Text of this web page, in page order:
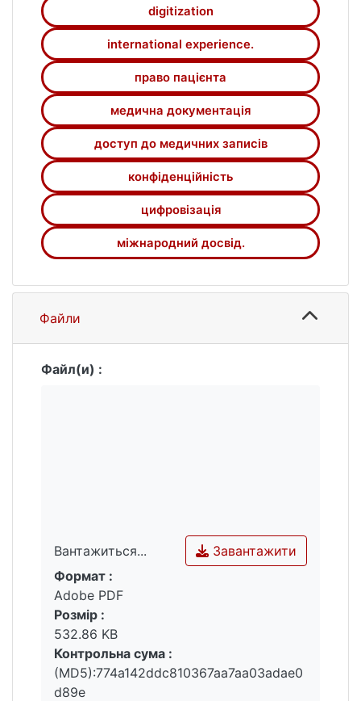
digitization
international experience.
право пацієнта
медична документація
доступ до медичних записів
конфіденційність
цифровізація
міжнародний досвід.
Файли
Файл(и) :
Вантажиться...
Вантажиться...
Завантажити
Формат :
Adobe PDF
Розмір :
532.86 KB
Контрольна сума :
(MD5):774a142ddc810367aa7aa03adae0
d89e